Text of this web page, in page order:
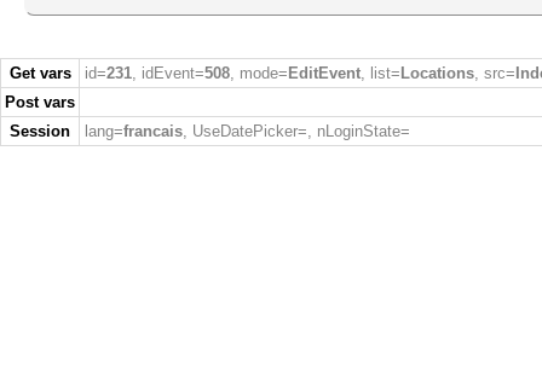
Get vars id=231, idEvent=508, mode= EditEvent, list= Locations, src=
Post vars
Session
lang=francais, UseDatePicker=, nLoginState=